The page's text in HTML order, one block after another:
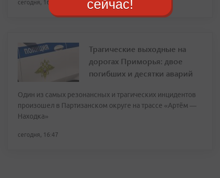
сегодня, 16:49
Трагические выходные на
дорогах Приморья: двое
погибших и десятки аварий
Один из самых резонансных и трагических инцидентов
произошел в Партизанском округе на трассе «Артём —
Находка»
сегодня, 16:47
сейчас!